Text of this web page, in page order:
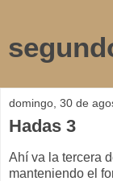
domingo, 30 de
Hadas 3
Ahí va la tercera
manteniendo el